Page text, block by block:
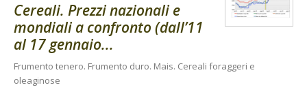
Cereali. Prezzi nazionali e
mondiali a confronto (dall’11
al 17 gennaio...
Frumento tenero. Frumento duro. Mais. Cereali foraggeri e
oleaginose